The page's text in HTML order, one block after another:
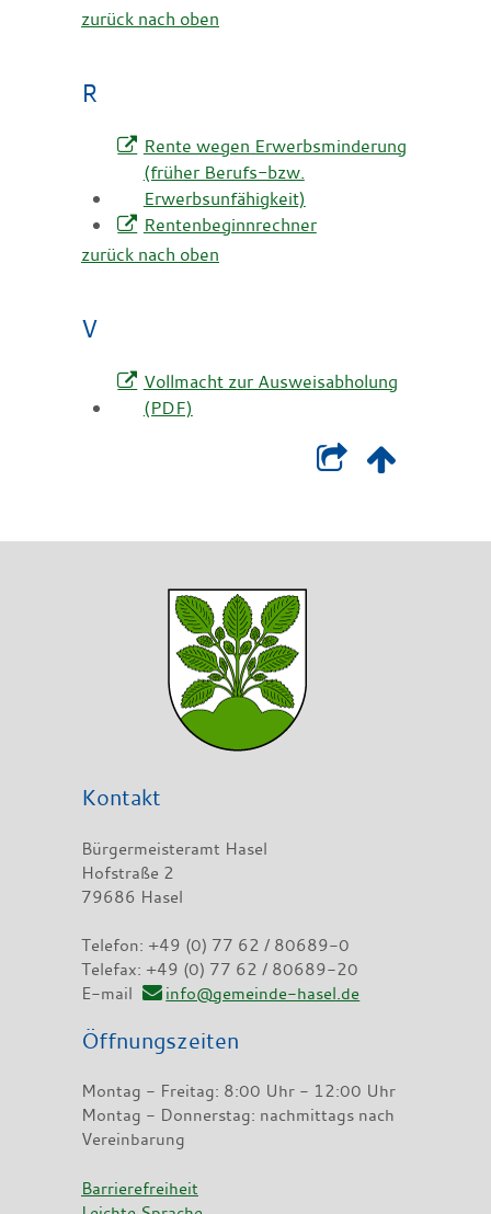
zurück nach oben
R
Rente wegen Erwerbsminderung
(früher Berufs-bzw.
Erwerbsunfähigkeit)
Rentenbeginnrechner
zurück nach oben
V
Vollmacht zur Ausweisabholung
(PDF)
Kontakt
Bürgermeisteramt Hasel
Hofstraße 2
79686 Hasel
Telefon: +49 (0) 77 62 / 80689-0
Telefax: +49 (0) 77 62 / 80689-20
E-mail
info@gemeinde-hasel.de
Öffnungszeiten
Montag - Freitag: 8:00 Uhr - 12:00 Uhr
Montag - Donnerstag: nachmittags nach
Vereinbarung
Barrierefreiheit